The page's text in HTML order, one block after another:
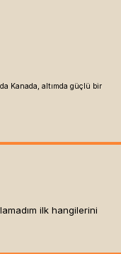
Kanada, altımda güçlü bir
ilk hangilerini